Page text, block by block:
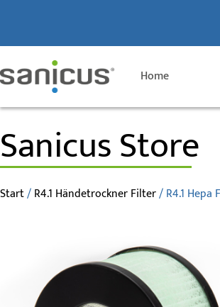
springen
Home
Sanicus Store
Start/R4.1 Händetrockner Filter/ R4.1 Hepa